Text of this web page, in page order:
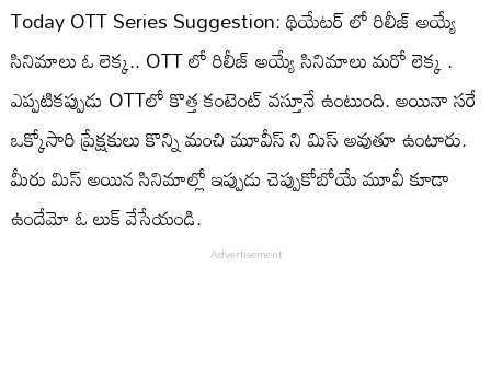
Today OTT Series Suggestion: థియేటర్ లో రిలీజ్ అయ్యే
సినిమాలు ఓ లెక్క.. OTT లో రిలీజ్ అయ్యే సినిమాలు మరో లెక్క .
ఎప్పటికప్పుడు OTTలో కొత్త కంటెంట్ వస్తూనే ఉంటుంది. అయినా సరే
ఒక్కోసారి ప్రేక్షకులు కొన్ని మంచి మూవీస్ ని మిస్ అవుతూ ఉంటారు.
మీరు మిస్ అయిన సినిమాల్లో ఇప్పుడు చెప్పుకోబోయే మూవీ కూడా
ఉందేమో ఓ లుక్ వేసేయండి.